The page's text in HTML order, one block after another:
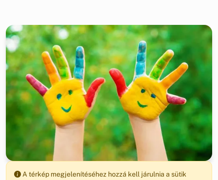
A térkép megjelenítéséhez hozzá kell járulnia a sütik